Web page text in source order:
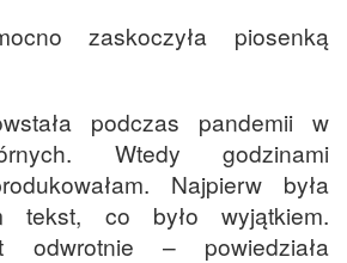
zaskoczyła piosenką
podczas pandemii w
Wtedy godzinami
Najpierw była
tekst, co było wyjątkiem.
odwrotnie – powiedziała